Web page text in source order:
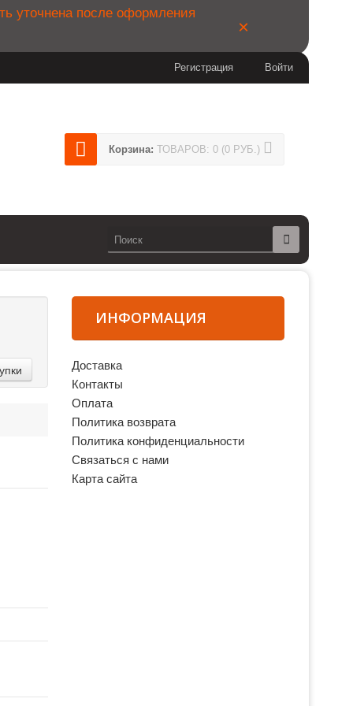
уточнена после оформления
×
Войти
Регистрация
Корзина: ТОВАРОВ: 0 (0 РУБ.)
ИНФОРМАЦИЯ
Доставка
Контакты
Оплата
Политика возврата
Политика конфиденциальности
Связаться с нами
Карта сайта